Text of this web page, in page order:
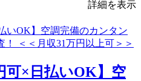
詳細を表示
可×日払いOK】空